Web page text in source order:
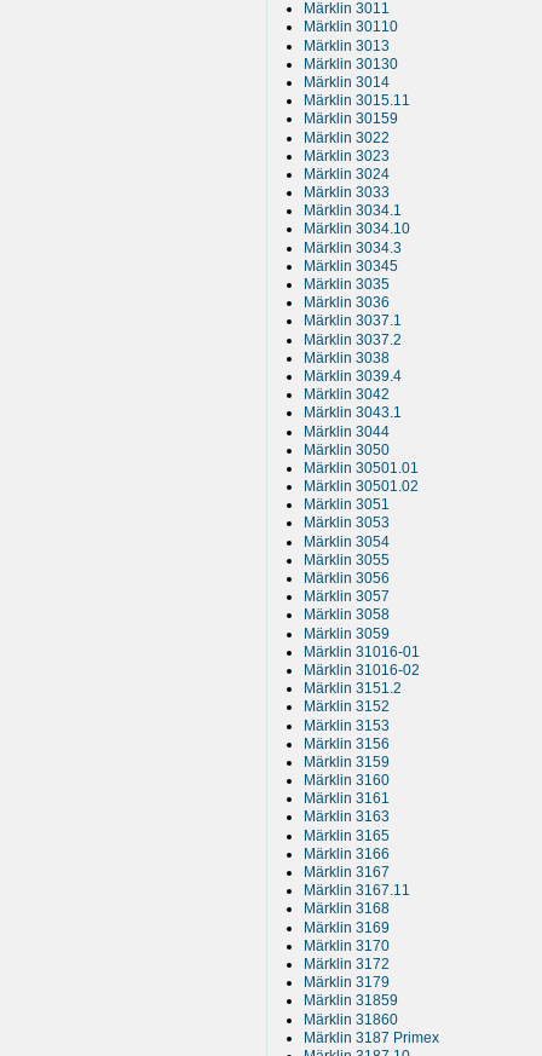
Märklin 3011
Märklin 30110
Märklin 3013
Märklin 30130
Märklin 3014
Märklin 3015.11
Märklin 30159
Märklin 3022
Märklin 3023
Märklin 3024
Märklin 3033
Märklin 3034.1
Märklin 3034.10
Märklin 3034.3
Märklin 30345
Märklin 3035
Märklin 3036
Märklin 3037.1
Märklin 3037.2
Märklin 3038
Märklin 3039.4
Märklin 3042
Märklin 3043.1
Märklin 3044
Märklin 3050
Märklin 30501.01
Märklin 30501.02
Märklin 3051
Märklin 3053
Märklin 3054
Märklin 3055
Märklin 3056
Märklin 3057
Märklin 3058
Märklin 3059
Märklin 31016-01
Märklin 31016-02
Märklin 3151.2
Märklin 3152
Märklin 3153
Märklin 3156
Märklin 3159
Märklin 3160
Märklin 3161
Märklin 3163
Märklin 3165
Märklin 3166
Märklin 3167
Märklin 3167.11
Märklin 3168
Märklin 3169
Märklin 3170
Märklin 3172
Märklin 3179
Märklin 31859
Märklin 31860
Märklin 3187 Primex